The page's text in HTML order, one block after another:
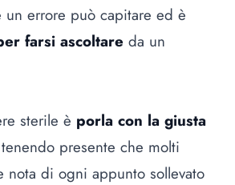
un errore può capitare ed è
farsi ascoltare da un
sterile è porla con la giusta
presente che molti
di ogni appunto sollevato